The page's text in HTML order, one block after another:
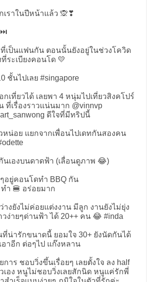
เราในปีหน้าแล้ว 🙊❣️
⏭️
ที่เป็นแฟนกัน ตอนนั้นยังอยู่ในช่วงโควิด
ระเบียงคอนโด 💛
ชั้นไปเลย #singapore
กเที่ยวได้ เลยพา 4 หนุ่มไปเที่ยวสิงคโปร์
ที่เรื่องราวแน่นมาก @vinnvp
ดีใจที่มีทริปนี้
หน่อย แยกจากเพื่อนไปเดทกันสองคน
นเองบนดาดฟ้า (เลื่อนดูภาพ 😂)
อยู่คอนโดทำ BBQ กัน
ทำ 🍔 อร่อยมาก
งยังไม่ค่อยแต่งงาน มีลูก งานยังไม่ยุ่ง
ง่ายๆด่านฟ้า ได้ 20++ คน 😂 #inda
น่ารักขนาดนี้ ยอมใจ 30+ ยังนัดกันได้
าอีก ต่อๆไป แก๊งหลาน
าร ชอบวิ่งขึ้นเรื่อยๆ เลยตั้งใจ ลง half
เอง หนูไม่ชอบวิ่งเลยสักนิด หนูแค่รักพี่